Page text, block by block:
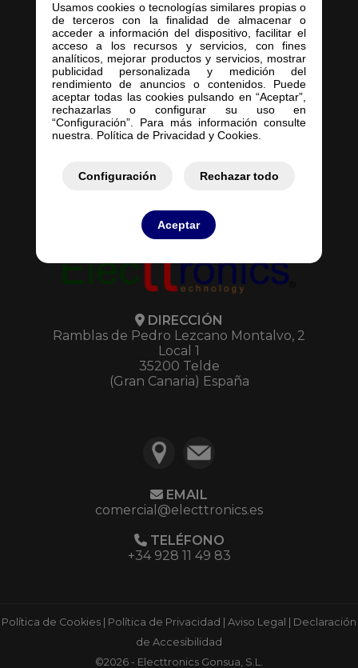
Usamos cookies o tecnologías similares propias o
de terceros con la finalidad de almacenar o
acceder a información del dispositivo, facilitar el
acceso a los recursos y servicios, con fines
analíticos, mejorar productos y servicios, mostrar
publicidad personalizada y medición del
rendimiento de anuncios o contenidos. Puede
aceptar todas las cookies pulsando en “Aceptar”,
rechazarlas o configurar su uso en
“Configuración”. Para más información consulte
nuestra. Política de Privacidad y Cookies.
Configuración Rechazar todo
Aceptar
Inicio
Empresa
Servicios
Contacto
Mis Presupuestos
DIRECCIÓN
Ramblas de Pedro Lezcano Montalvo, 2
Local 1
35200 Telde
(Gran Canaria) España
EMAIL
comercial@electtronics.es
TELÉFONO
+34 928 11 49 83
Política de Cookies Política de Privacidad Aviso Legal
Declaración
de Accesibilidad
©2026 - Electtronics Gonsua, S.L.